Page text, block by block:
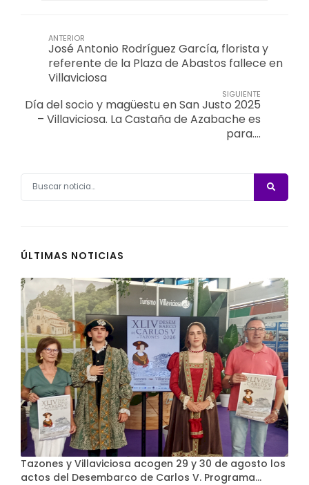
ANTERIOR
José Antonio Rodríguez García, florista y
referente de la Plaza de Abastos fallece en
Villaviciosa
SIGUIENTE
Día del socio y magüestu en San Justo 2025
– Villaviciosa. La Castaña de Azabache es
para….
ÚLTIMAS NOTICIAS
Tazones y Villaviciosa acogen 29 y 30 de agosto los
actos del Desembarco de Carlos V. Programa…